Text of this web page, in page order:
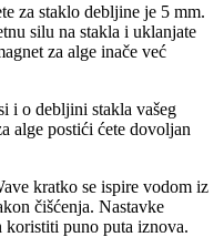
za staklo debljine je 5 mm.
silu na stakla i uklanjate
za alge inače već
i o debljini stakla vašeg
alge postići ćete dovoljan
kratko se ispire vodom iz
čišćenja. Nastavke
koristiti puno puta iznova.